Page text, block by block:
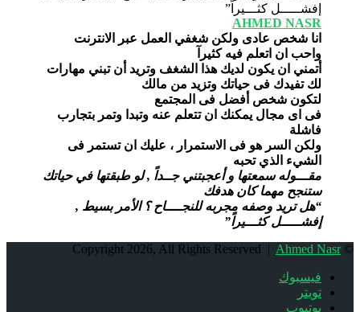
AHMED NASR
انا شخص عادى ولكن شغفي العمل عبر الانترنت
واحب ان اتعلم فيه كثيرآ
أتمني ان يكون لديك هذا الشغف وتريد أن تبني مهارات
لك تفيدك فى حياتك وتزيد من مالك
لتكون شخص أفضل فى المجتمع
فى اى مجال يمكنك ان تتعلم عنه وتبدا وتمر بتجارب
فاشلة
ولكن السر هو فى الاستمرار ، عليك ان تستمر فى
الشيء الذي تحبه
مقـــوله سمعتها و أعجبتني جــداً , لو طبقتها في حياتك
ستنجح مهما كان هدفك
“هل تريد وصفه مجربه للنجــــاح ؟ الأمر بسيط ,
إفشـــــل كثـــيراً”
© Copyright 2026, All Rights Reserved |
Ahmed Nasr
فيسبوك
تويتر
يوتيوب